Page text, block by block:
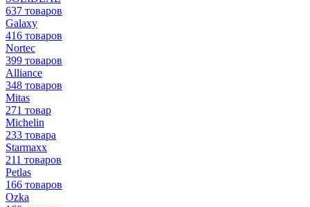
637 товаров
Galaxy
416 товаров
Nortec
399 товаров
Alliance
348 товаров
Mitas
271 товар
Michelin
233 товара
Starmaxx
211 товаров
Petlas
166 товаров
Ozka